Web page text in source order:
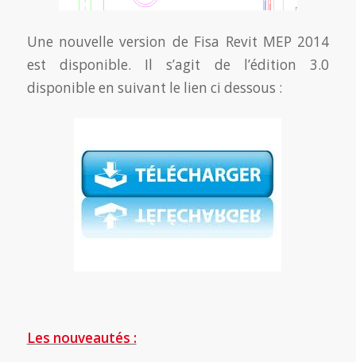
Une nouvelle version de Fisa Revit MEP 2014
est disponible. Il s’agit de l’édition 3.0
disponible en suivant le lien ci dessous :
Les nouveautés :